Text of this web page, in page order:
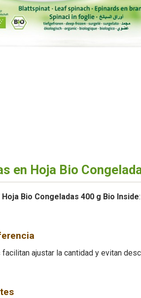
en Hoja Bio
Hoja Bio Congeladas 400 g Bio Inside
ajustar la cantidad y evitan